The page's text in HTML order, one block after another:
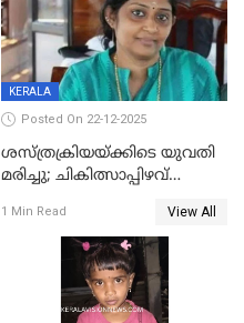
KERALA
Posted On 22-12-2025
ശസ്ത്രക്രിയയ്‌ക്കിടെ യുവതി
മരിച്ചു; ചികിത്സാപ്പിഴവ്
സംഭവം മാവേലിക്കരയിൽ
1 Min Read View All